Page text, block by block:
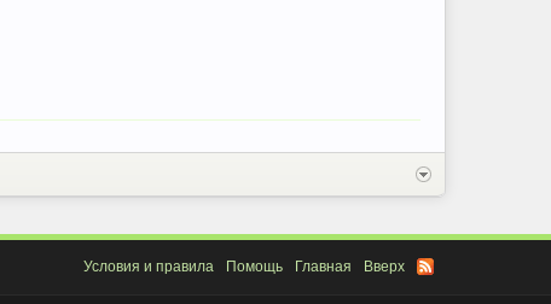
Условия и правила Помощь Главная Вверх